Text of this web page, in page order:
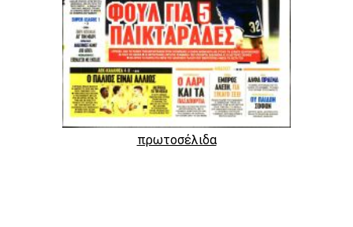
πρωτοσέλιδα